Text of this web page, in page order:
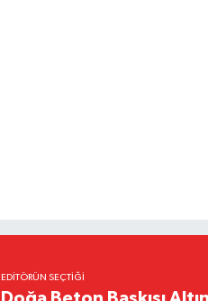
EDITÖRÜN SEÇTIĞI